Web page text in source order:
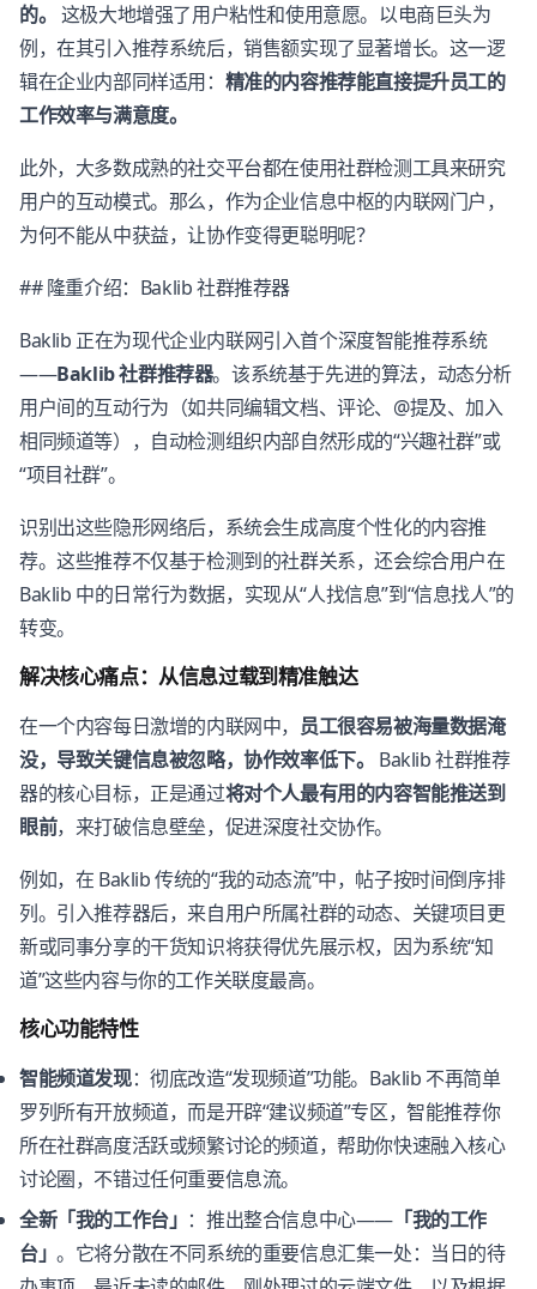
的。 这极大地增强了用户粘性和使用意愿。以电商巨头为
例，在其引入推荐系统后，销售额实现了显著增长。这一逻
辑在企业内部同样适用： 精准的内容推荐能直接提升员工的
工作效率与满意度。
此外，大多数成熟的社交平台都在使用社群检测工具来研究
用户的互动模式。那么，作为企业信息中枢的内联网门户，
为何不能从中获益，让协作变得更聪明呢？
## 隆重介绍：Baklib 社群推荐器
Baklib 正在为现代企业内联网引入首个深度智能推荐系统
——Baklib 社群推荐器。该系统基于先进的算法，动态分析
用户间的互动行为（如共同编辑文档、评论、@提及、加入
相同频道等），自动检测组织内部自然形成的“兴趣社群”或
“项目社群”。
识别出这些隐形网络后，系统会生成高度个性化的内容推
荐。这些推荐不仅基于检测到的社群关系，还会综合用户在
Baklib 中的日常行为数据，实现从“人找信息”到“信息找人”的
转变。
解决核心痛点：从信息过载到精准触达
在一个内容每日激增的内联网中， 员工很容易被海量数据淹
没，导致关键信息被忽略，协作效率低下。 Baklib 社群推荐
器的核心目标，正是通过将对个人最有用的内容智能推送到
眼前，来打破信息壁垒，促进深度社交协作。
例如，在 Baklib 传统的“我的动态流”中，帖子按时间倒序排
列。引入推荐器后，来自用户所属社群的动态、关键项目更
新或同事分享的干货知识将获得优先展示权，因为系统“知
道”这些内容与你的工作关联度最高。
核心功能特性
智能频道发现：彻底改造“发现频道”功能。Baklib 不再简单
罗列所有开放频道，而是开辟“建议频道”专区，智能推荐你
所在社群高度活跃或频繁讨论的频道，帮助你快速融入核心
讨论圈，不错过任何重要信息流。
全新「我的工作台」 ：推出整合信息中心—— 「我的工作
台」。它将分散在不同系统的重要信息汇集一处：当日的待